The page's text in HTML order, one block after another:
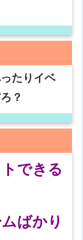
たりイベ
？
できる
ばかり